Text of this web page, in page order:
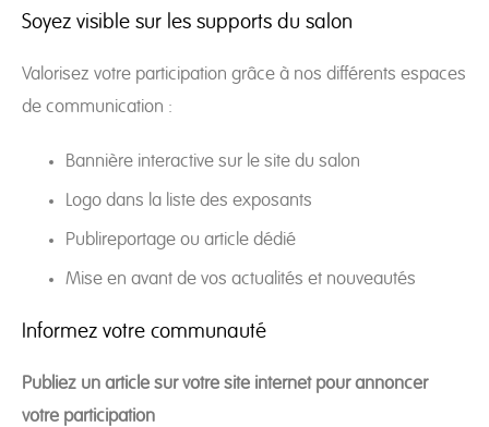
Soyez visible sur les supports du salon
Valorisez votre participation grâce à nos différents espaces
de communication :
Bannière interactive sur le site du salon
Logo dans la liste des exposants
Publireportage ou article dédié
Mise en avant de vos actualités et nouveautés
Informez votre communauté
Publiez un article sur votre site internet pour annoncer
votre participation